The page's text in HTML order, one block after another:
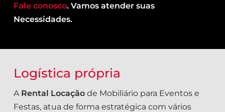
Fale conosco. Vamos atender suas
Necessidades.
Logística própria
A Rental Locação de Mobiliário para Eventos e
Festas, atua de forma estratégica com vários